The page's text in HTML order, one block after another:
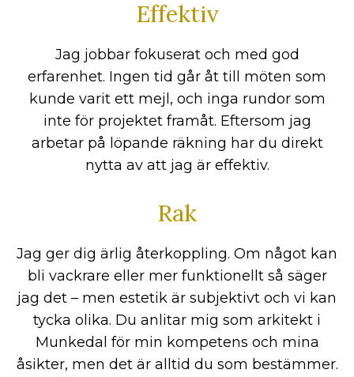
Effektiv
Jag jobbar fokuserat och med god
erfarenhet. Ingen tid går åt till möten som
kunde varit ett mejl, och inga rundor som
inte för projektet framåt. Eftersom jag
arbetar på löpande räkning har du direkt
nytta av att jag är effektiv.
Rak
Jag ger dig ärlig återkoppling. Om något kan
bli vackrare eller mer funktionellt så säger
jag det – men estetik är subjektivt och vi kan
tycka olika. Du anlitar mig som arkitekt i
Munkedal för min kompetens och mina
åsikter, men det är alltid du som bestämmer.